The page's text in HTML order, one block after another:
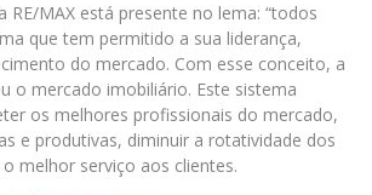
RE/MAX está presente no lema: “todos
que tem permitido a sua liderança,
do mercado. Com esse conceito, a
o mercado imobiliário. Este sistema
os melhores profissionais do mercado,
e produtivas, diminuir a rotatividade dos
melhor serviço aos clientes.